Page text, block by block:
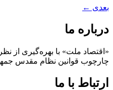
بعدی ←
درباره ما
«اقتصاد ملت» با بهره‌گیری از
چارچوب قوانین نظام مقدس
ارتباط با ما